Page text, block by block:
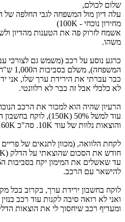
שלום לכולם,
מחירון נוכחי - 100K)
אשמח לזרוק פה את הטענות מהדיון
משהו.
כרגע נוסע על רכב (משמש גם לצורכי
המשפחה), משלם בסביבות ה1,000 ש"ח דלק בחודש. (לרוב יותר)
כבר עברתי את הירידת ערך שלו, אני
לא כלכלי אבל זה כבר לא רלוונטי.
הרעיון שהיה הוא למכור את הרכב
עוד למשל 50% (150K), לוקח בחשבון הוצאות של עמדות טעינה
והוצאות נלוות של עוד 10K. סה"כ 160K.
חודש את הסכום שהוצאתי על הדלק (1K) בחודש.
להישאר עם הרכב.
לוקח בחשבון ירידת ערך, בקרוב בכל
ואני לא רואה סיבה לקנות עוד רכב בנזין
ומעדיף רכב שיחסוך לי את הוצאות